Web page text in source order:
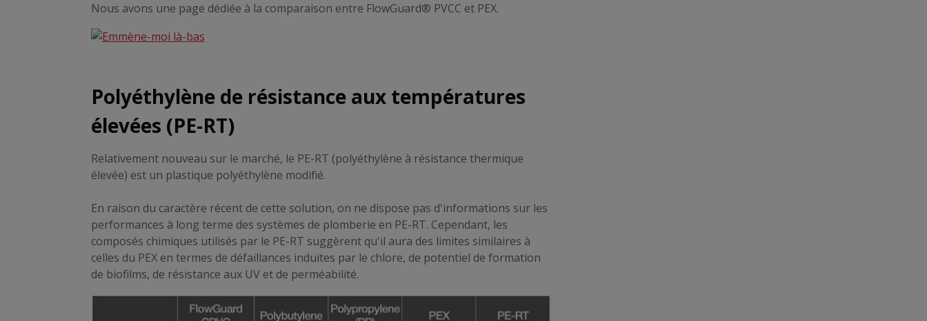
Nous avons une page dédiée à la comparaison entre FlowGuard® PVCC et PEX.
Polyéthylène de résistance aux températures
élevées (PE-RT)
Relativement nouveau sur le marché, le PE-RT (polyéthylène à résistance thermique
élevée) est un plastique polyéthylène modifié.
En raison du caractère récent de cette solution, on ne dispose pas d'informations sur les
performances à long terme des systèmes de plomberie en PE-RT. Cependant, les
composés chimiques utilisés par le PE-RT suggèrent qu'il aura des limites similaires à
celles du PEX en termes de défaillances induites par le chlore, de potentiel de formation
de biofilms, de résistance aux UV et de perméabilité.